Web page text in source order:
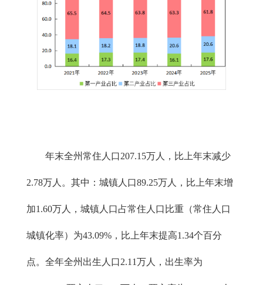
年末全州常住人口207.15万人，比上年末减少
2.78万人。其中：城镇人口89.25万人，比上年末增
加1.60万人，城镇人口占常住人口比重（常住人口
城镇化率）为43.09%，比上年末提高1.34个百分
点。全年全州出生人口2.11万人，出生率为